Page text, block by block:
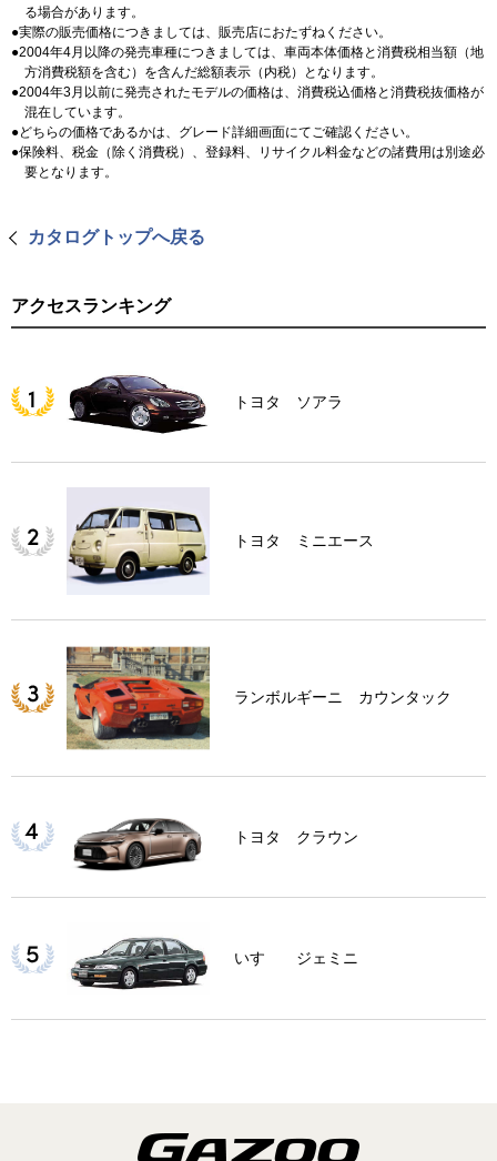
る場合があります。
実際の販売価格につきましては、販売店におたずねください。
2004年4月以降の発売車種につきましては、車両本体価格と消費税相当額（地
方消費税額を含む）を含んだ総額表示（内税）となります。
2004年3月以前に発売されたモデルの価格は、消費税込価格と消費税抜価格が
混在しています。
どちらの価格であるかは、グレード詳細画面にてご確認ください。
保険料、税金（除く消費税）、登録料、リサイクル料金などの諸費用は別途必
要となります。
カタログトップへ戻る
アクセスランキング
トヨタ ソアラ
トヨタ ミニエース
ランボルギーニ カウンタック
トヨタ クラウン
いすゞ ジェミニ